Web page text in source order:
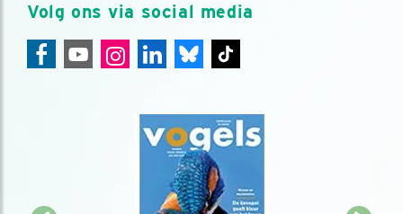
Volg ons via social media